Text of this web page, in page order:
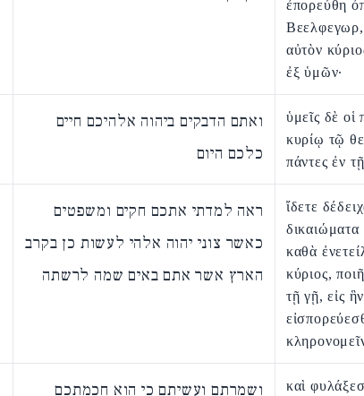
ἐπορεύθη
Βεελφεγωρ,
αὐτὸν
ἐξ ὑμῶν·
ואתם הדבקים ביהוה אלהיכם חיים
כלכם היום
ὑμεῖς δὲ οἱ
κυρίῳ τῷ
πάντες ἐν
ראה למדתי אתכם חקים ומשפטים
כאשר צוני יהוה אלהי לעשות כן בקרב
הארץ אשר אתם באים שמה לרשתה
ἴδετε
δικαιώματα
καθὰ
κύριος,
τῇ γῇ, εἰς
ושמרתם ועשיתם כי הוא חכמתכם
καὶ